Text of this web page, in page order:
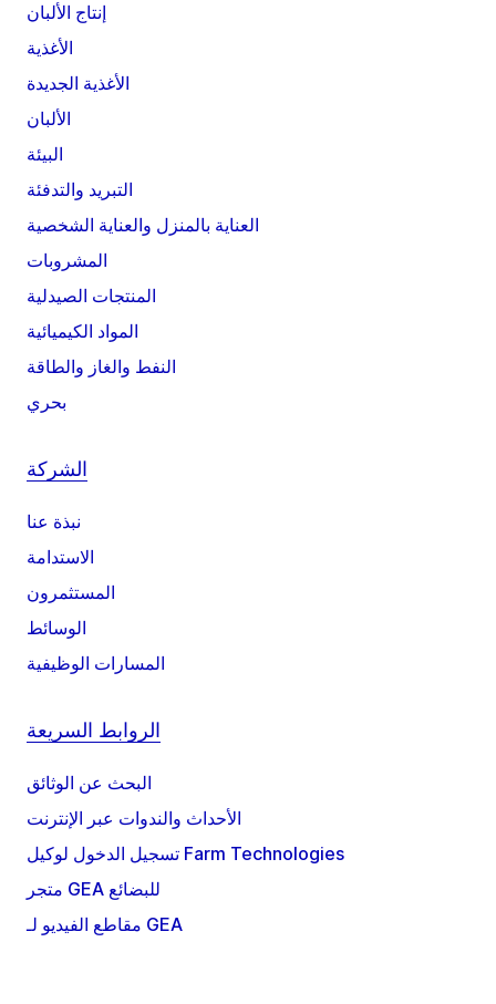
إنتاج الألبان
الأغذية
الأغذية الجديدة
الألبان
البيئة
التبريد والتدفئة
العناية بالمنزل والعناية الشخصية
المشروبات
المنتجات الصيدلية
المواد الكيميائية
النفط والغاز والطاقة
بحري
الشركة
نبذة عنا
الاستدامة
المستثمرون
الوسائط
المسارات الوظيفية
الروابط السريعة
البحث عن الوثائق
الأحداث والندوات عبر الإنترنت
تسجيل الدخول لوكيل Farm Technologies
متجر GEA للبضائع
مقاطع الفيديو لـ GEA